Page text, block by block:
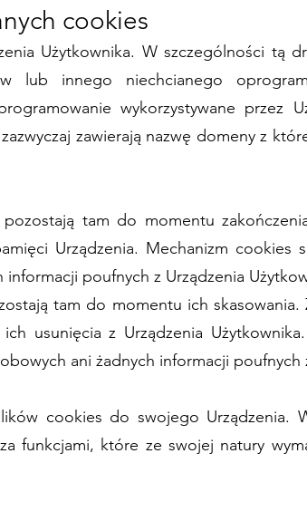
cookies
Użytkownika. W szczególności tą
lub innego niechcianego
wykorzystywane przez
zawierają nazwę domeny z
tam do momentu
Urządzenia. Mechanizm cookies
poufnych z Urządzenia
tam do momentu ich skasowania.
usunięcia z Urządzenia
ani żadnych informacji poufnych
cookies do swojego Urządzenia.
funkcjami, które ze swojej natury